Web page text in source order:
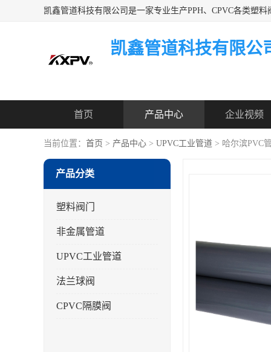
凯鑫管道科技有限公
首页 产品中心 企业视频
当前位置： 首页 > 产品中心 > UPVC工业管道 > 哈尔滨PVC
产品分类
塑料阀门
非金属管道
UPVC工业管道
法兰球阀
CPVC隔膜阀